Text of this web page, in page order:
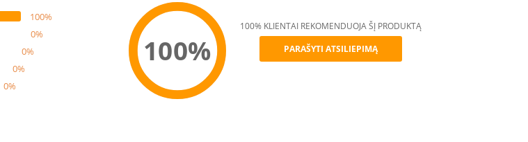
100%
0%
0%
0%
0%
100%
100% KLIENTAI REKOMENDUOJA ŠĮ PRODUKTĄ
PARAŠYTI ATSILIEPIMĄ